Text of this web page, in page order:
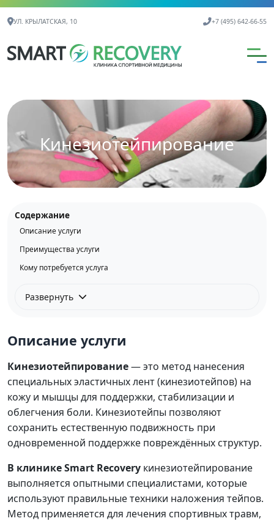
Контактная информация
УЛ. КРЫЛАТСКАЯ, 10 +7 (495) 642-66-55
Кинезиотейпирование
Содержание
Описание услуги
Преимущества услуги
Кому потребуется услуга
Развернуть
Описание услуги
Кинезиотейпирование— это метод нанесения
специальных эластичных лент (кинезиотейпов) на
кожу и мышцы для поддержки, стабилизации и
облегчения боли. Кинезиотейпы позволяют
сохранить естественную подвижность при
одновременной поддержке повреждённых структур.
В клинике Smart Recovery кинезиотейпирование
выполняется опытными специалистами, которые
используют правильные техники наложения тейпов.
Метод применяется для лечения спортивных травм,